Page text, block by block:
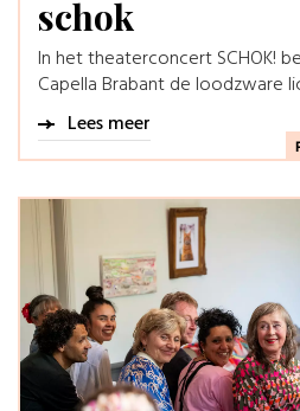
schok
In het theaterconcert SCHOK!
Capella Brabant de loodzware
Lees meer